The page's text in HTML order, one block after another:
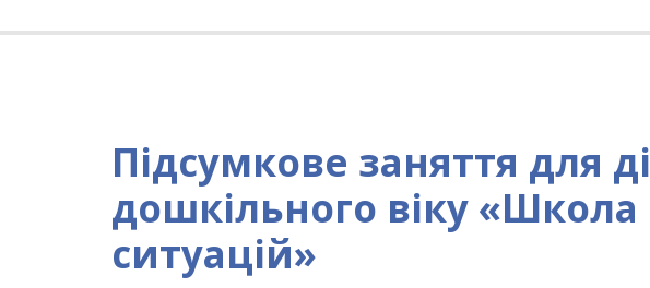
Підсумкове заняття для
дошкільного віку
ситуацій»